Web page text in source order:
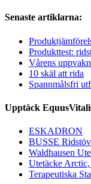
Senaste artiklarna:
Produkttest:
Vårens
10 skäl att rida
Spannmålsfri
Upptäck
ESKADRON
BUSSE
Waldhausen
Utetäcke
Terapeutiska